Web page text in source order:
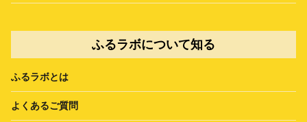
ふるラボについて知る
ふるラボとは
よくあるご質問